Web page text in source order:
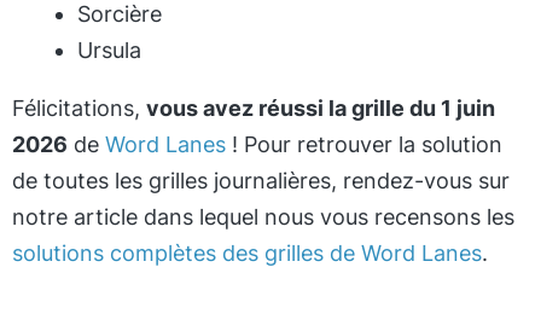
Sorcière
Ursula
Félicitations, vous avez réussi la grille du 1 juin
2026 de Word Lanes ! Pour retrouver la solution
de toutes les grilles journalières, rendez-vous sur
notre article dans lequel nous vous recensons les
solutions complètes des grilles de Word Lanes.